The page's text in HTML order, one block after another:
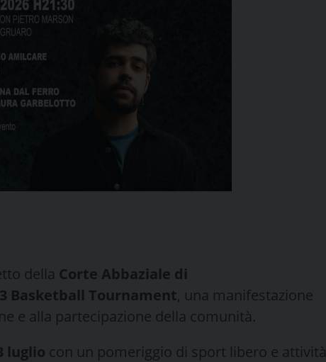
della Corte Abbaziale di
Basketball Tournament, una manifestazione
e alla partecipazione della comunità.
luglio con un pomeriggio di sport libero e attività